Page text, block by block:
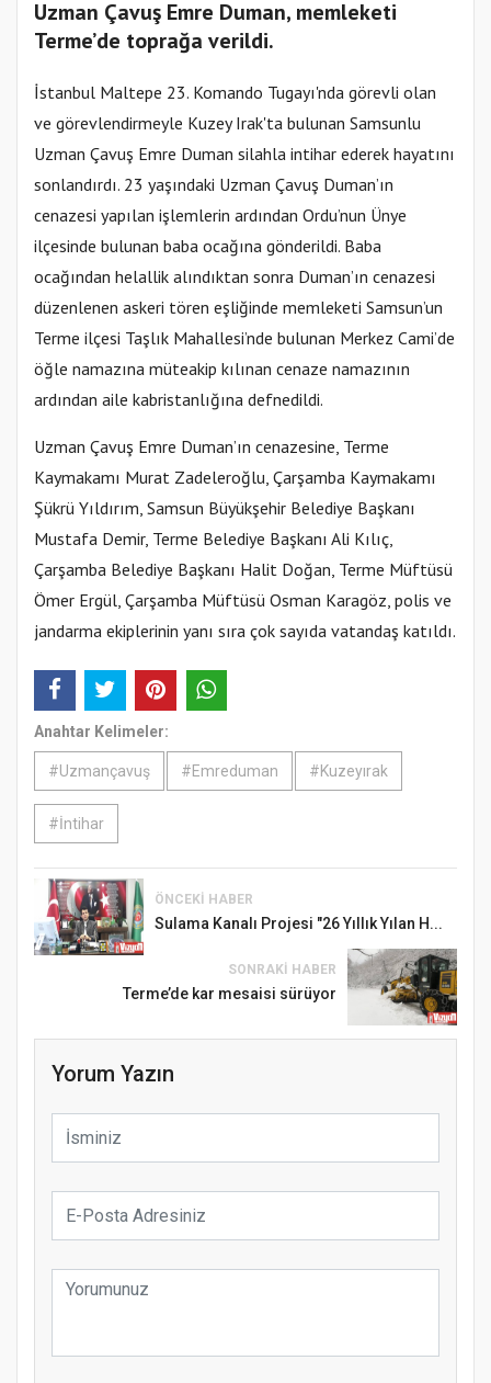
Uzman Çavuş Emre Duman, memleketi
Terme’de toprağa verildi.
İstanbul Maltepe 23. Komando Tugayı'nda görevli olan
ve görevlendirmeyle Kuzey Irak'ta bulunan Samsunlu
Uzman Çavuş Emre Duman silahla intihar ederek hayatını
sonlandırdı. 23 yaşındaki Uzman Çavuş Duman’ın
cenazesi yapılan işlemlerin ardından Ordu’nun Ünye
ilçesinde bulunan baba ocağına gönderildi. Baba
ocağından helallik alındıktan sonra Duman’ın cenazesi
düzenlenen askeri tören eşliğinde memleketi Samsun’un
Terme ilçesi Taşlık Mahallesi’nde bulunan Merkez Cami’de
öğle namazına müteakip kılınan cenaze namazının
ardından aile kabristanlığına defnedildi.
Uzman Çavuş Emre Duman’ın cenazesine, Terme
Kaymakamı Murat Zadeleroğlu, Çarşamba Kaymakamı
Şükrü Yıldırım, Samsun Büyükşehir Belediye Başkanı
Mustafa Demir, Terme Belediye Başkanı Ali Kılıç,
Çarşamba Belediye Başkanı Halit Doğan, Terme Müftüsü
Ömer Ergül, Çarşamba Müftüsü Osman Karagöz, polis ve
jandarma ekiplerinin yanı sıra çok sayıda vatandaş katıldı.
Anahtar Kelimeler:
#Uzmançavuş #Emreduman #Kuzeyırak
#İntihar
ÖNCEKI HABER
Sulama Kanalı Projesi "26 Yıllık Yılan H...
SONRAKI HABER
Terme’de kar mesaisi sürüyor
Yorum Yazın